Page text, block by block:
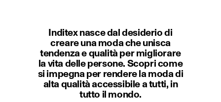
Inditex nasce dal desiderio di
creare una moda che unisca
tendenza e qualità per migliorare
la vita delle persone. Scopri come
si impegna per rendere la moda di
alta qualità accessibile a tutti, in
tutto il mondo.